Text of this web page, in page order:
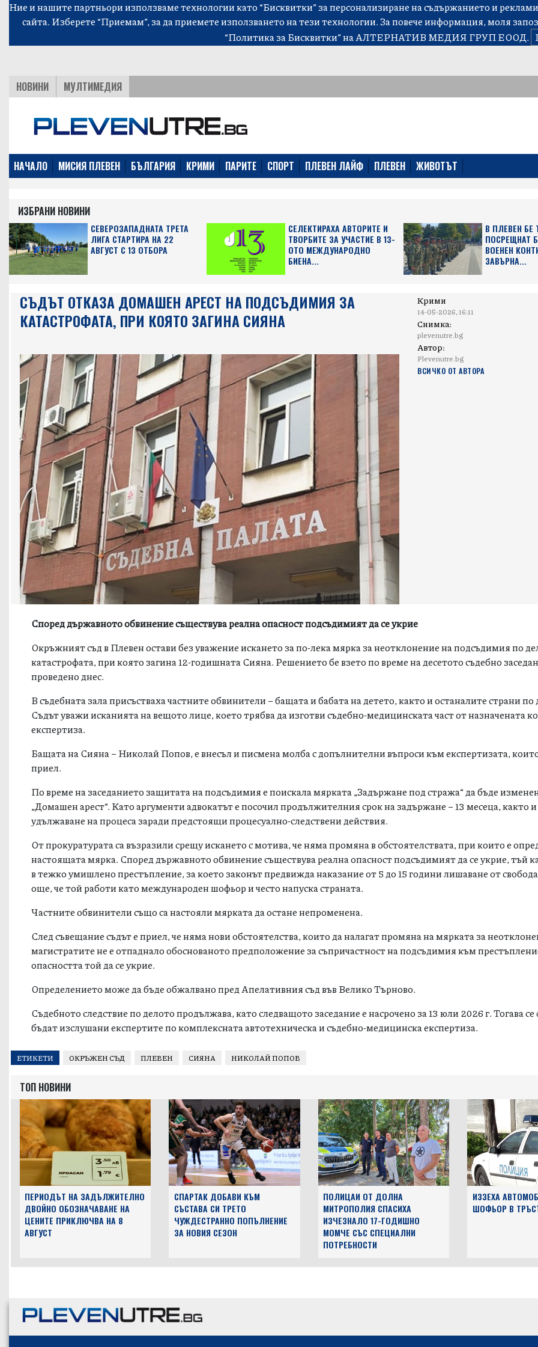
Ние и нашите партньори използваме технологии като “Бисквитки” за персонализиране на съдържанието и
сайта. Изберете “Приемам”, за да приемете използването на тези технологии. За повече информация, моля
“Политика за Бисквитки”на АЛТЕРНАТИВ МЕДИЯ ГРУП ЕООД.
НОВИНИ МУЛТИМЕДИЯ
НАЧАЛО МИСИЯ ПЛЕВЕН БЪЛГАРИЯ КРИМИ ПАРИТЕ СПОРТ ПЛЕВЕН ЛАЙФ ПЛЕВЕН ЖИВОТЪТ
ИЗБРАНИ НОВИНИ
СЕВЕРОЗАПАДНАТА ТРЕТА
ЛИГА СТАРТИРА НА 22
АВГУСТ С 13 ОТБОРА
СЕЛЕКТИРАХА АВТОРИТЕ И
ТВОРБИТЕ ЗА УЧАСТИЕ В 13-
ОТО МЕЖДУНАРОДНО
БИЕНА...
В ПЛЕВЕН БЕ
ПОСРЕЩНАТ
ВОЕНЕН
ЗАВЪРНА...
СЪДЪТ ОТКАЗА ДОМАШЕН АРЕСТ НА ПОДСЪДИМИЯ ЗА
КАТАСТРОФАТА, ПРИ КОЯТО ЗАГИНА СИЯНА
Крими
14-05-2026, 16:11
Снимка:
plevenutre.bg
Автор:
Plevenutre.bg
ВСИЧКО ОТ АВТОРА
Според държавното обвинение съществува реална опасност подсъдимият да се укрие
Окръжният съд в Плевеностави без уважение искането за по-лека мярка за неотклонение на подсъдимия по
катастрофата, при която загина 12-годишната Сияна. Решението бе взето по време на десетото съдебно
проведено днес.
В съдебната зала присъстваха частните обвинители – бащата и бабата на детето, както и останалите страни по
Съдът уважи исканията на вещото лице, което трябва да изготви съдебно-медицинската част от назначената
експертиза.
Бащата на Сияна – Николай Попов, е внесъл и писмена молба с допълнителни въпроси към експертизата,
приел.
По време на заседанието защитата на подсъдимия е поискала мярката „Задържане под стража“ да бъде
„Домашен арест“. Като аргументи адвокатът е посочил продължителния срок на задържане – 13 месеца, както
удължаване на процеса заради предстоящи процесуално-следствени действия.
От прокуратурата са възразили срещу искането с мотива, че няма промяна в обстоятелствата, при които е
настоящата мярка. Според държавното обвинение съществува реална опасност подсъдимият да се укрие, тъй
в тежко умишлено престъпление, за което законът предвижда наказание от 5 до 15 години лишаване от
още, че той работи като международен шофьор и често напуска страната.
Частните обвинители също са настояли мярката да остане непроменена.
След съвещание съдът е приел, че няма нови обстоятелства, които да налагат промяна на мярката за
магистратите не е отпаднало обоснованото предположение за съпричастност на подсъдимия към
опасността той да се укрие.
Определението може да бъде обжалвано пред Апелативния съд във Велико Търново.
Съдебното следствие по делото продължава, като следващото заседание е насрочено за 13 юли 2026 г. Тогава се
бъдат изслушани експертите по комплексната автотехническа и съдебно-медицинска експертиза.
ЕТИКЕТИ ОКРЪЖЕН СЪД ПЛЕВЕН СИЯНА НИКОЛАЙ ПОПОВ
ТОП НОВИНИ
ПЕРИОДЪТ НА ЗАДЪЛЖИТЕЛНО
ДВОЙНО ОБОЗНАЧАВАНЕ НА
ЦЕНИТЕ ПРИКЛЮЧВА НА 8
АВГУСТ
СПАРТАК ДОБАВИ КЪМ
СЪСТАВА СИ ТРЕТО
ЧУЖДЕСТРАННО ПОПЪЛНЕНИЕ
ЗА НОВИЯ СЕЗОН
ПОЛИЦАИ ОТ ДОЛНА
МИТРОПОЛИЯ СПАСИХА
ИЗЧЕЗНАЛО 17-ГОДИШНО
МОМЧЕ СЪС СПЕЦИАЛНИ
ПОТРЕБНОСТИ
ИЗЗЕХА
ШОФЬОР В